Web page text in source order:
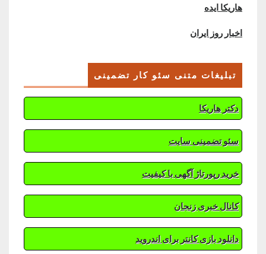
هاریکا ایده
اخبار روز ایران
تبلیغات متنی سئو کار تضمینی
دکتر هاریکا
سئو تضمینی سایت
خرید رپورتاژ آگهی با کیفیت
کانال خبری زنجان
دانلود بازی کانتر برای اندروید